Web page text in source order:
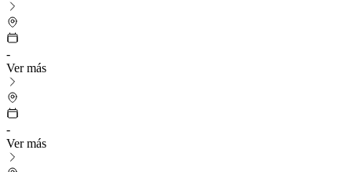
-
Ver más
-
Ver más